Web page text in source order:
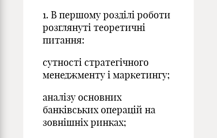
1. В першому розділі роботи
розглянуті теоретичні
питання:
сутності стратегічного
менеджменту і маркетингу;
аналізу основних
банківських операцій на
зовнішніх ринках;